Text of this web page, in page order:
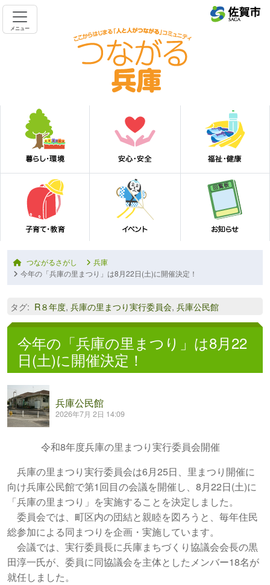
メニュー
つながるさがし
兵庫
今年の「兵庫の里まつり」は8月22日(土)に開催決定！
タグ: R８年度, 兵庫の里まつり実行委員会, 兵庫公民館
今年の「兵庫の里まつり」は8月22
日(土)に開催決定！
兵庫公民館
2026年7月 2日 14:09
令和8年度兵庫の里まつり実行委員会開催
兵庫の里まつり実行委員会は6月25日、里まつり開催に
向け兵庫公民館で第1回目の会議を開催し、8月22日(土)に
「兵庫の里まつり」を実施することを決定しました。
委員会では、町区内の団結と親睦を図ろうと、毎年住民
総参加による同まつりを企画・実施しています。
会議では、実行委員長に兵庫まちづくり協議会会長の黒
田淳一氏が、委員に同協議会を主体としたメンバー18名が
就任しました。